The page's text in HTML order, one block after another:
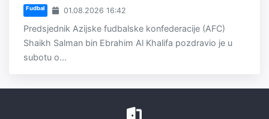
Fudbal 01.08.2026 16:42
Predsjednik Azijske fudbalske konfederacije (AFC)
Shaikh Salman bin Ebrahim Al Khalifa pozdravio je u
subotu o...